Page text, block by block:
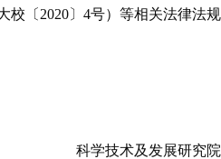
校〔2020〕4号）等相关法律法规
科学技术及发展研究院